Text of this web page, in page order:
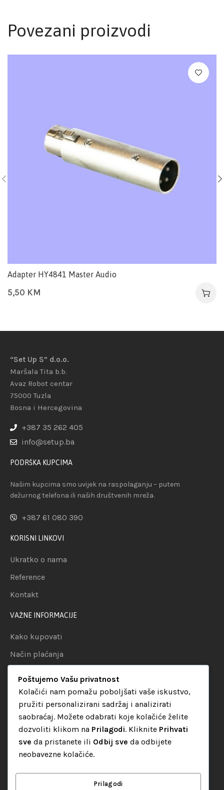
Povezani proizvodi
Adapter HY4841 Master Audio
5,50 KM
“Set Up S” d.o.o.
Maršala Tita b.b.
Avaz Robot centar
75000 Tuzla
Bosna i Hercegovina
+387 35 262 405
info@setup.ba
PODRŠKA KUPCIMA
Našim kupcima smo uvijek na raspolaganju – putem
dežurnog telefona ili naših društvenih mreža.
+387 61 080 390
KORISNI LINKOVI
Ukratko o nama
Reference
Kontakt
VAŽNE INFORMACIJE
Kako kupovati
Način plaćanja
Politika privatnosti
KATEGORIJE
Audio oprema
LED dekorativna rasvjeta
Poštujemo Vašu privatnost
Kolačići nam pomažu poboljšati vaše iskustvo,
pružiti personalizirani sadržaj i analizirati
saobraćaj. Možete odabrati koje kolačiće želite
dozvoliti klikom na Prilagodi. Kliknite Prihvati
sve da pristanete ili Odbij sve da odbijete
neobavezne kolačiće.
Prilagodi